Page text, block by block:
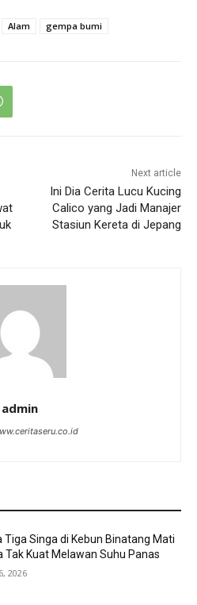
Alam gempa bumi
Next article
Ini Dia Cerita Lucu Kucing
Calico yang Jadi Manajer
Stasiun Kereta di Jepang
admin
Tiga Singa di Kebun Binatang Mati
Tak Kuat Melawan Suhu Panas
2026